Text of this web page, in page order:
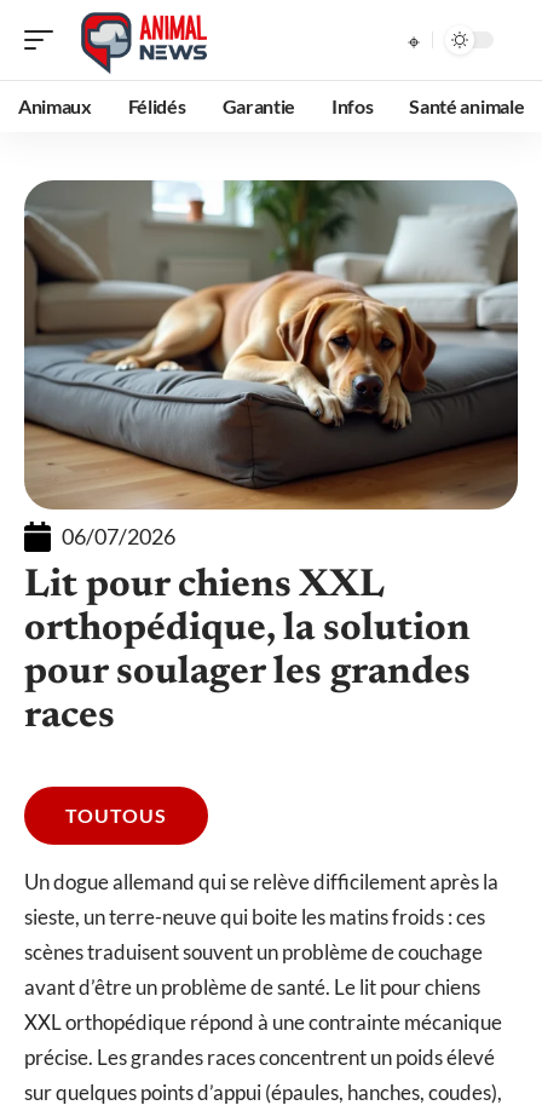
Animaux Félidés Garantie Infos Santé animale
06/07/2026
Lit pour chiens XXL
orthopédique, la solution
pour soulager les grandes
races
TOUTOUS
Un dogue allemand qui se relève difficilement après la
sieste, un terre-neuve qui boite les matins froids : ces
scènes traduisent souvent un problème de couchage
avant d’être un problème de santé. Le lit pour chiens
XXL orthopédique répond à une contrainte mécanique
précise. Les grandes races concentrent un poids élevé
sur quelques points d’appui (épaules, hanches, coudes),